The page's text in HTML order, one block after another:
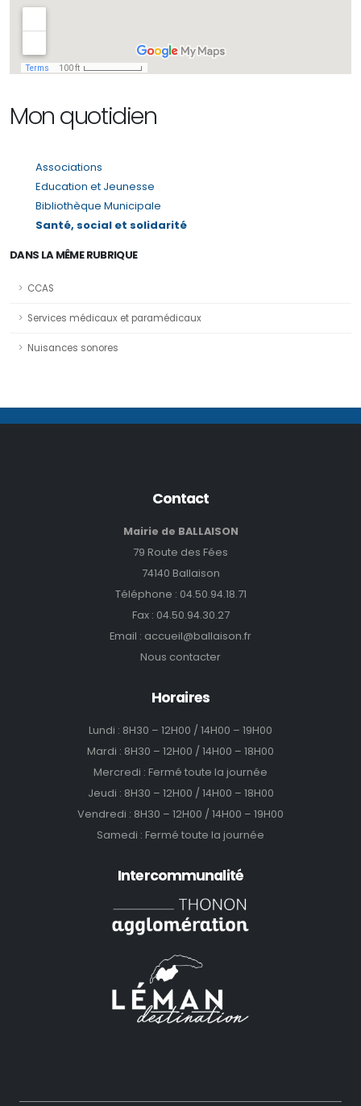
Mon quotidien
Associations
Education et Jeunesse
Bibliothèque Municipale
Santé, social et solidarité
DANS LA MÊME RUBRIQUE
CCAS
Services médicaux et paramédicaux
Nuisances sonores
Contact
Mairie de BALLAISON
79 Route des Fées
74140 Ballaison
Téléphone : 04.50.94.18.71
Fax : 04.50.94.30.27
Email : accueil@ballaison.fr
Nous contacter
Horaires
Lundi : 8H30 – 12H00 / 14H00 – 19H00
Mardi : 8H30 – 12H00 / 14H00 – 18H00
Mercredi : Fermé toute la journée
Jeudi : 8H30 – 12H00 / 14H00 – 18H00
Vendredi : 8H30 – 12H00 / 14H00 – 19H00
Samedi : Fermé toute la journée
Intercommunalité